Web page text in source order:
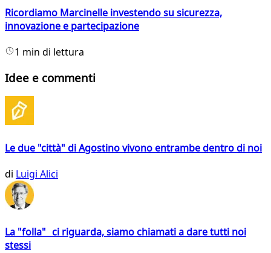
Ricordiamo Marcinelle investendo su sicurezza,
innovazione e partecipazione
1 min di lettura
Idee e commenti
Le due "città" di Agostino vivono entrambe dentro di noi
di Luigi Alici
La "folla" ci riguarda, siamo chiamati a dare tutti noi
stessi